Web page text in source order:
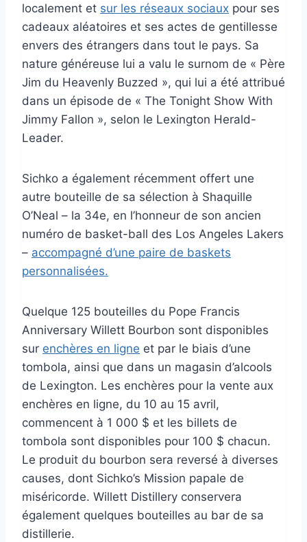
localement et sur les réseaux sociaux pour ses
cadeaux aléatoires et ses actes de gentillesse
envers des étrangers dans tout le pays. Sa
nature généreuse lui a valu le surnom de « Père
Jim du Heavenly Buzzed », qui lui a été attribué
dans un épisode de « The Tonight Show With
Jimmy Fallon », selon le Lexington Herald-
Leader.
Sichko a également récemment offert une
autre bouteille de sa sélection à Shaquille
O’Neal – la 34e, en l’honneur de son ancien
numéro de basket-ball des Los Angeles Lakers
– accompagné d’une paire de baskets
personnalisées.
Quelque 125 bouteilles du Pope Francis
Anniversary Willett Bourbon sont disponibles
sur enchères en ligne et par le biais d’une
tombola, ainsi que dans un magasin d’alcools
de Lexington. Les enchères pour la vente aux
enchères en ligne, du 10 au 15 avril,
commencent à 1 000 $ et les billets de
tombola sont disponibles pour 100 $ chacun.
Le produit du bourbon sera reversé à diverses
causes, dont Sichko’s Mission papale de
miséricorde. Willett Distillery conservera
également quelques bouteilles au bar de sa
distillerie.